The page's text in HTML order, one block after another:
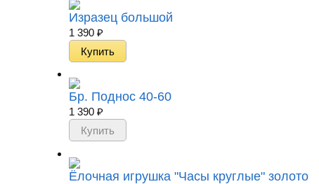
Изразец большой
1 390 ₽
Бр. Поднос 40-60
1 390 ₽
Ёлочная игрушка "Часы круглые" золото